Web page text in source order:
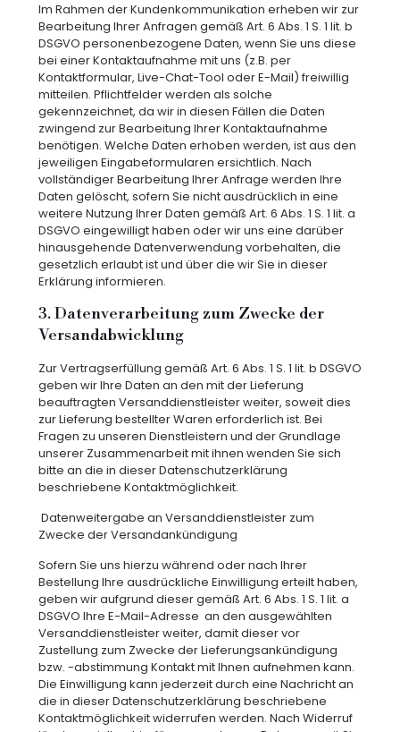
Im Rahmen der Kundenkommunikation erheben wir zur
Bearbeitung Ihrer Anfragen gemäß Art. 6 Abs. 1 S. 1 lit. b
DSGVO personenbezogene Daten, wenn Sie uns diese
bei einer Kontaktaufnahme mit uns (z.B. per
Kontaktformular, Live-Chat-Tool oder E-Mail) freiwillig
mitteilen. Pflichtfelder werden als solche
gekennzeichnet, da wir in diesen Fällen die Daten
zwingend zur Bearbeitung Ihrer Kontaktaufnahme
benötigen. Welche Daten erhoben werden, ist aus den
jeweiligen Eingabeformularen ersichtlich. Nach
vollständiger Bearbeitung Ihrer Anfrage werden Ihre
Daten gelöscht, sofern Sie nicht ausdrücklich in eine
weitere Nutzung Ihrer Daten gemäß Art. 6 Abs. 1 S. 1 lit. a
DSGVO eingewilligt haben oder wir uns eine darüber
hinausgehende Datenverwendung vorbehalten, die
gesetzlich erlaubt ist und über die wir Sie in dieser
Erklärung informieren.
3. Datenverarbeitung zum Zwecke der
Versandabwicklung
Zur Vertragserfüllung gemäß Art. 6 Abs. 1 S. 1 lit. b DSGVO
geben wir Ihre Daten an den mit der Lieferung
beauftragten Versanddienstleister weiter, soweit dies
zur Lieferung bestellter Waren erforderlich ist. Bei
Fragen zu unseren Dienstleistern und der Grundlage
unserer Zusammenarbeit mit ihnen wenden Sie sich
bitte an die in dieser Datenschutzerklärung
beschriebene Kontaktmöglichkeit.
Datenweitergabe an Versanddienstleister zum
Zwecke der Versandankündigung
Sofern Sie uns hierzu während oder nach Ihrer
Bestellung Ihre ausdrückliche Einwilligung erteilt haben,
geben wir aufgrund dieser gemäß Art. 6 Abs. 1 S. 1 lit. a
DSGVO Ihre E-Mail-Adresse an den ausgewählten
Versanddienstleister weiter, damit dieser vor
Zustellung zum Zwecke der Lieferungsankündigung
bzw. -abstimmung Kontakt mit Ihnen aufnehmen kann.
Die Einwilligung kann jederzeit durch eine Nachricht an
die in dieser Datenschutzerklärung beschriebene
Kontaktmöglichkeit widerrufen werden. Nach Widerruf